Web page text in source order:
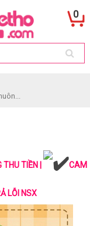
0
TIỀN | CAM
LỖI NSX